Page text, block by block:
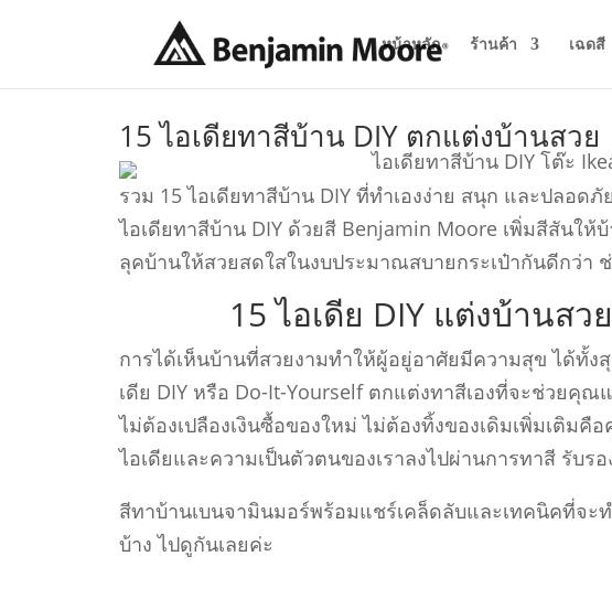
หน้าหลัก ร้านค้า เฉดสี
15 ไอเดียทาสีบ้าน DIY ตกแต่งบ้านสวย
รวม 15 ไอเดียทาสีบ้าน DIY ที่ทำเองง่าย สนุก และปลอ
ไอเดียทาสีบ้าน DIY ด้วยสี Benjamin Moore เพิ่มสีสันใ
ลุคบ้านให้สวยสดใสในงบประมาณสบายกระเป๋ากันดีกว่
15 ไอเดีย DIY แต่งบ้านส
การได้เห็นบ้านที่สวยงามทำให้ผู้อยู่อาศัยมีความสุข ได้ทั้
เดีย DIY หรือ Do-It-Yourself ตกแต่งทาสีเองที่จะช่วยคุ
ไม่ต้องเปลืองเงินซื้อของใหม่ ไม่ต้องทิ้งของเดิมเพิ่มเติม
ไอเดียและความเป็นตัวตนของเราลงไปผ่านการทาสี รับ
สีทาบ้านเบนจามินมอร์พร้อมแชร์เคล็ดลับและเทคนิคที่จะ
บ้าง ไปดูกันเลยค่ะ